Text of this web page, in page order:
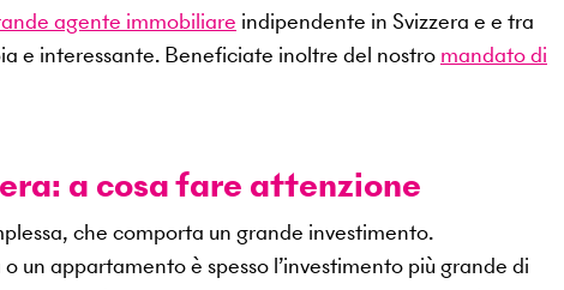
agente immobiliare indipendente in Svizzera e e tra
e interessante. Beneficiate inoltre del nostro mandato di
a cosa fare attenzione
che comporta un grande investimento.
un appartamento è spesso l’investimento più grande di